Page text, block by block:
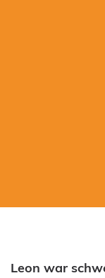
Leon war